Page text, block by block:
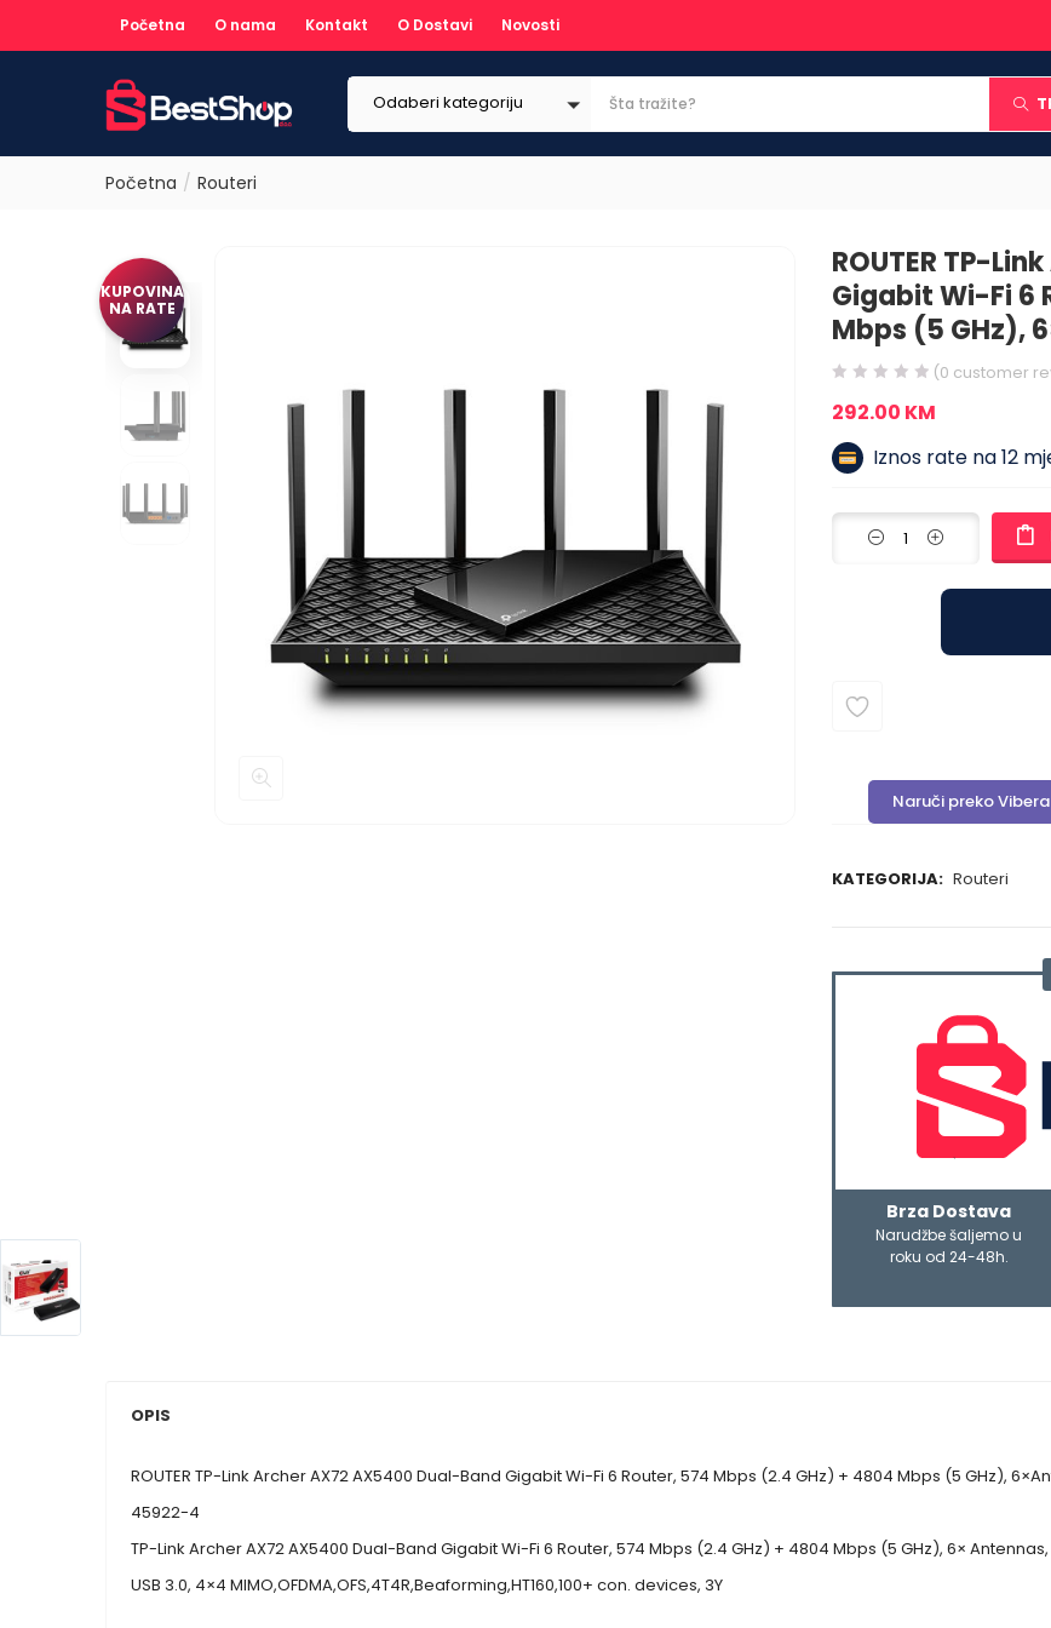
Početna O nama Kontakt O Dostavi Novosti
Odaberi kategoriju
Početna Routeri
KUPOVINA
NA RATE
ROUTER TP-
Gigabit Wi-Fi 6
Mbps (5 GHz),
(0 customer
292.00 KM
Iznos rate na 12
Naruči preko Vibera
KATEGORIJA: Routeri
Brza Dostava
Narudžbe šaljemo u
roku od 24-48h.
OPIS
ROUTER TP-Link Archer AX72 AX5400 Dual-Band Gigabit Wi-Fi 6 Router, 574 Mbps (2.4 GHz) + 4804 Mbps (5 GHz),
45922-4
TP-Link Archer AX72 AX5400 Dual-Band Gigabit Wi-Fi 6 Router, 574 Mbps (2.4 GHz) + 4804 Mbps (5 GHz), 6× Antennas,
USB 3.0, 4×4 MIMO,OFDMA,OFS,4T4R,Beaforming,HT160,100+ con. devices, 3Y